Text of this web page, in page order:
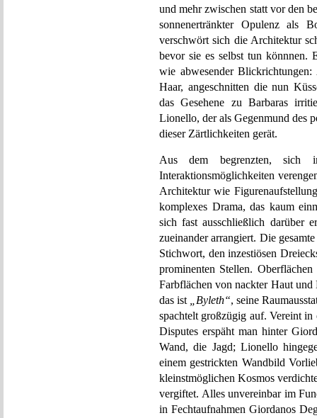
und mehr zwischen statt vor den
sonnenertränkter Opulenz als
verschwört sich die Architektur
bevor sie es selbst tun könnnen.
wie abwesender
Haar, angeschnitten die nun
das Gesehene zu Barbaras
Lionello, der als Gegenmund des
dieser Zärtlichkeiten gerät.
Aus dem begrenzten, sich
Interaktionsmöglichkeiten
Architektur wie
komplexes Drama, das kaum
sich fast ausschließlich darüber
zueinander arrangiert. Die
Stichwort, den inzestiösen
prominenten Stellen.
Farbflächen von nackter Haut
das ist
„Byleth“, seine
spachtelt großzügig auf. Vereint
Disputes erspäht man hinter
Wand, die Jagd; Lionello
einem gestrickten Wandbild
kleinstmöglichen Kosmos
vergiftet. Alles unvereinbar im
in Fechtaufnahmen Giordanos